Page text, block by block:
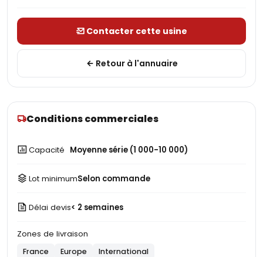
Contacter cette usine
Retour à l'annuaire
Conditions commerciales
Capacité Moyenne série (1 000-10 000)
Lot minimumSelon commande
Délai devis< 2 semaines
Zones de livraison
France Europe International